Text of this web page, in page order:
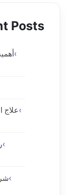
Posts
علاج